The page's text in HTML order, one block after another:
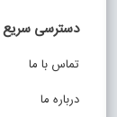
دسترسی سریع
تماس با ما
درباره ما